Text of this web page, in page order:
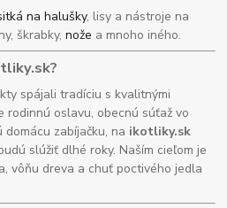
na halušky, lisy a nástroje na
škrabky,nože a mnoho iného.
spájali tradíciu s kvalitnými
rodinnú oslavu, obecnú súťaž vo
zabíjačku, na ikotliky.sk
slúžiť dlhé roky. Naším cieľom je
vôňu dreva a chuť poctivého jedla